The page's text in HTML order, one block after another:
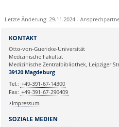
Letzte Änderung: 29.11.2024 -
SOZIALE MEDIEN
KONTAKT
Otto-von-Guericke-Universität
Medizinische Fakultät
Medizinische Zentralbibliothek, Leipziger
39120 Magdeburg
Tel.: +49-391-67-14300
Fax: +49-391-67-290409
Impressum